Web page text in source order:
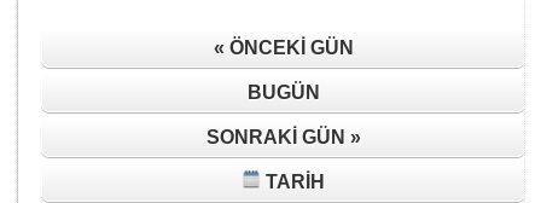
« ÖNCEKI GÜN
BUGÜN
SONRAKI GÜN »
TARIH